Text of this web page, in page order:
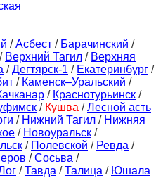
/Асбест / Барачинский /
/ Верхний Тагил / Верхняя
/Дегтярск-1 / Екатеринбург /
/ Каменск–Уральский /
/ Краснотурьинск /
/ Кушва /Лесной асть
/ Нижний Тагил / Нижняя
/ Новоуральск /
/ Полевской / Ревда /
/Сосьва /
/Тавда /Талица / Юшала